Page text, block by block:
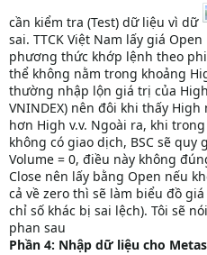
cần kiểm tra (Test) dữ liệu vì dữ
sai. TTCK Việt Nam lấy giá
phương thức khớp lệnh theo
thể không nằm trong khoảng
thường nhập lộn giá trị của
VNINDEX) nên đôi khi thấy
hơn High v.v. Ngoài ra, khi
không có giao dịch, BSC sẽ quy
Volume = 0, điều này không
Close nên lấy bằng Open nếu
cả về zero thì sẽ làm biểu đồ
chỉ số khác bị sai lệch). Tôi sẽ
phan sau
Phần 4: Nhập dữ liệu cho